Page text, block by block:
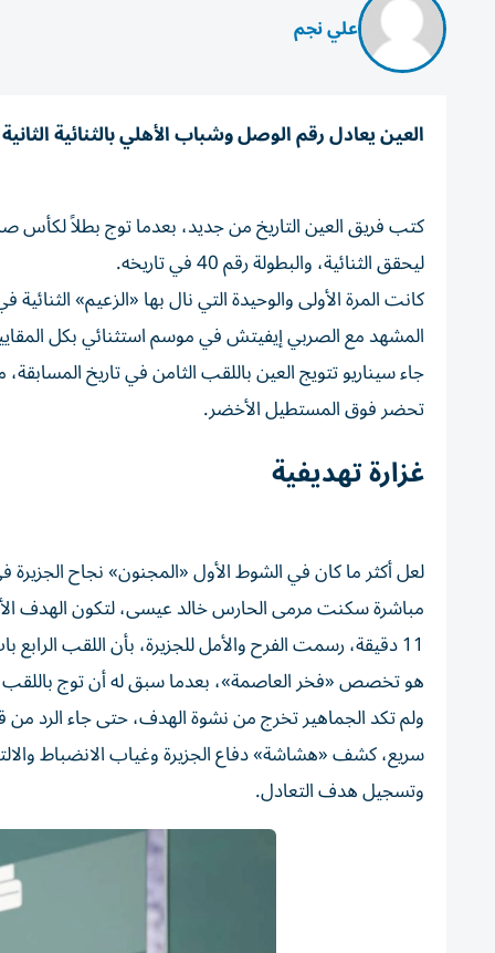
علي نجم
العين يعادل رقم الوصل وشباب الأهلي بالثنائية الثانية
ليحقق الثنائية، والبطولة رقم 40 في تاريخه.
المشهد مع الصربي إيفيتش في موسم استثنائي بكل
جاء سيناريو تتويج العين باللقب الثامن في تاريخ
تحضر فوق المستطيل الأخضر.
غزارة تهديفية
لعل أكثر ما كان في الشوط الأول «المجنون» نجاح
مباشرة سكنت مرمى الحارس خالد عيسى، لتكون الهدف
11 دقيقة، رسمت الفرح والأمل للجزيرة، بأن اللقب
هو تخصص «فخر العاصمة»، بعدما سبق له أن توج
سريع، كشف «هشاشة» دفاع الجزيرة وغياب الانضباط
وتسجيل هدف التعادل.